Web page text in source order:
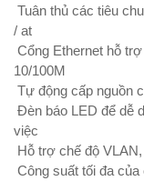
Tuân thủ các tiêu
/ at
Cổng Ethernet hỗ
10/100M
Tự động cấp nguồn
Đèn báo LED để dễ
việc
Hỗ trợ chế độ
Công suất tối đa